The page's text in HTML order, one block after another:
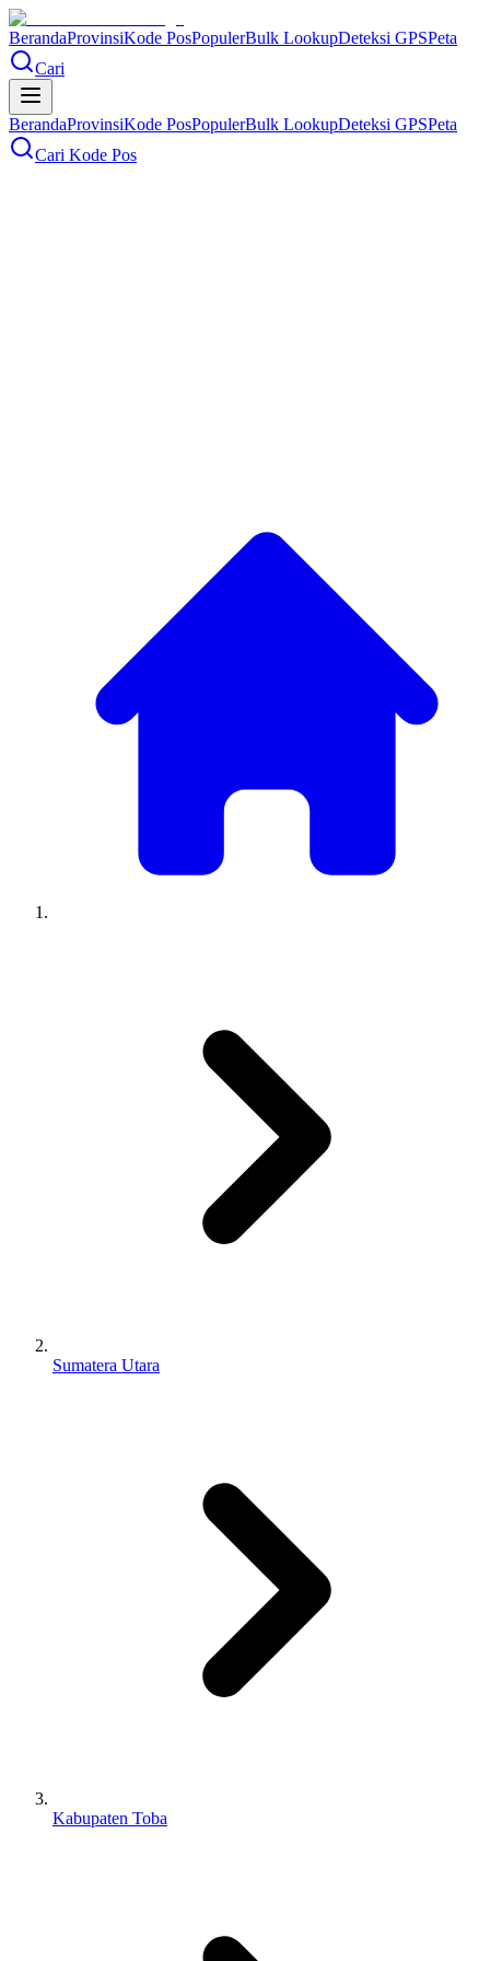
BerandaProvinsiKode PosPopulerBulk LookupDeteksi GPSPeta
Cari
BerandaProvinsiKode PosPopulerBulk LookupDeteksi GPSPeta
Cari Kode Pos
Sumatera Utara
Kabupaten Toba